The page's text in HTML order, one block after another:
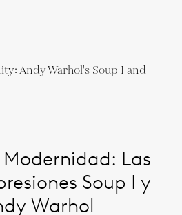
Las
Soup I y
Warhol